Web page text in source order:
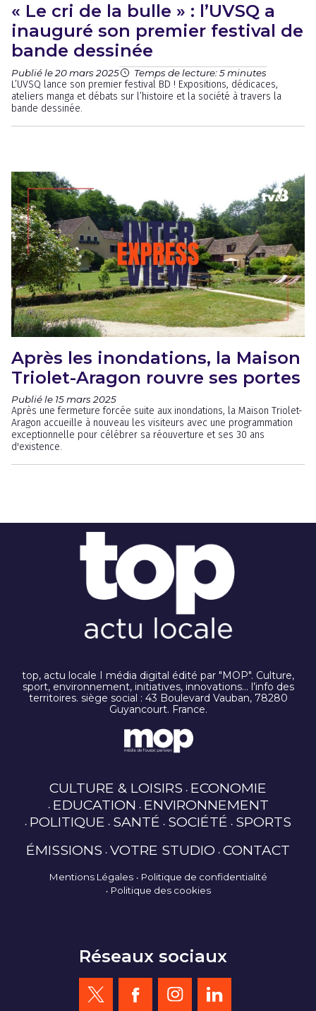
« Le cri de la bulle » : l’UVSQ a
inauguré son premier festival de
bande dessinée
Publié le 20 mars 2025 Temps de lecture: 5 minutes
L’UVSQ lance son premier festival BD ! Expositions, dédicaces,
ateliers manga et débats sur l’histoire et la société à travers la
bande dessinée.
Après les inondations, la Maison
Triolet-Aragon rouvre ses portes
Publié le 15 mars 2025
Après une fermeture forcée suite aux inondations, la Maison Triolet-
Aragon accueille à nouveau les visiteurs avec une programmation
exceptionnelle pour célébrer sa réouverture et ses 30 ans
d'existence.
top, actu locale I média digital édité par "MOP". Culture,
sport, environnement, initiatives, innovations… l’info des
territoires. siège social : 43 Boulevard Vauban, 78280
Guyancourt. France.
CULTURE & LOISIRS ECONOMIE
EDUCATION ENVIRONNEMENT
POLITIQUE SANTÉ SOCIÉTÉ SPORTS
ÉMISSIONS VOTRE STUDIO CONTACT
Mentions Légales
Politique de confidentialité
Politique des cookies
Réseaux sociaux